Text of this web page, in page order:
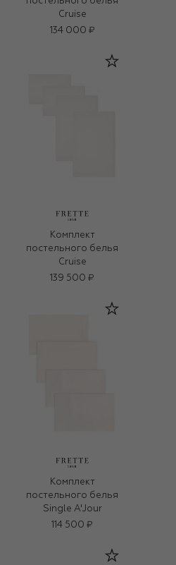
Cruise
134 000 ₽
Комплект
постельного белья
Cruise
139 500 ₽
Комплект
постельного белья
Single A'Jour
114 500 ₽